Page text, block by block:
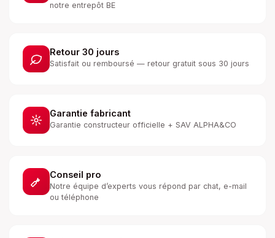
notre entrepôt BE
Retour 30 jours
Satisfait ou remboursé — retour gratuit sous 30 jours
Garantie fabricant
Garantie constructeur officielle + SAV ALPHA&CO
Conseil pro
Notre équipe d’experts vous répond par chat, e-mail
ou téléphone